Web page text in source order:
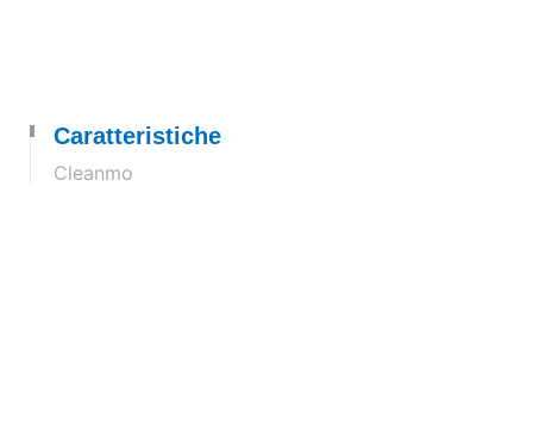
Caratteristiche
Cleanmo